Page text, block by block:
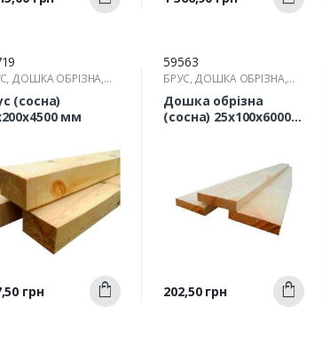
перегляд
Купити
перегляд
Купити
ДОШКА ОБРІЗНА,
(сосна)
мм
Швидкий
перегляд
грн Купити
59563
БРУС, ДОШКА ОБРІЗНА,
РЕЙКА
Дошка обрізна
(сосна) 25х100х6000
Швидкий
перегляд
Ціна
202,50 грн Купити